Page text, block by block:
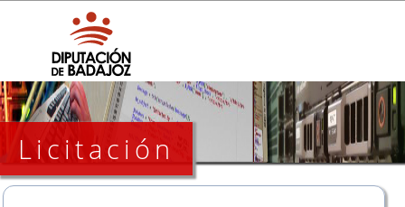
Licitación